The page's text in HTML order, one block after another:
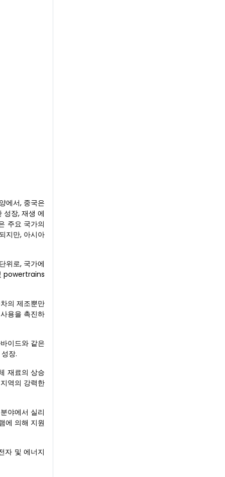
에서, 중국은
장, 재생 에
주요 국가의
지만, 아시아
위로, 국가에
powertrains
의 제조뿐만
용을 촉진하
이드와 같은
장.
재료의 상승
역의 강력한
야에서 실리
에 의해 지원
자 및 에너지